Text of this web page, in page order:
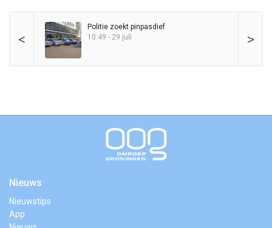
< >
Politie zoekt pinpasdief
10:49 - 29 juli
Nieuws
Nieuwstips
App